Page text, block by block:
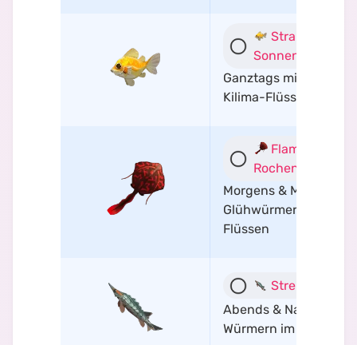
Strahlender
Sonnenbarsch
Ganztags mit
Kilima-Flüssen
Rochen
Morgens & Mittags mit
Glühwürmern in
Flüssen
Streifenstör
Abends & Nachts mit
Würmern im Kilima-